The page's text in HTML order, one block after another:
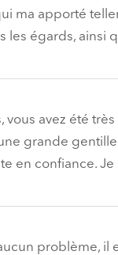
ma apporté
les égards, ainsi
avez été très
grande
en confiance. Je
problème, il